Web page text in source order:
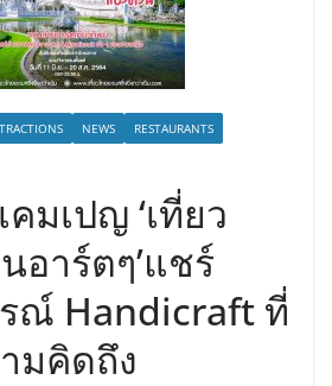
NEWS
RESTAURANTS
มเปญ ‘เที่ยว
อาร์ตๆ’แชร์
ณ์ Handicraft ที่
ามคิดถึง